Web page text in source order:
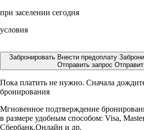
при заселении сегодня
условия
Забронировать Внести предоплату
Отправить запрос
Пока платить не нужно. Сначала
бронирования
Мгновенное подтверждение
в размере удобным способом: Visa,
Сбербанк.Онлайн и др.